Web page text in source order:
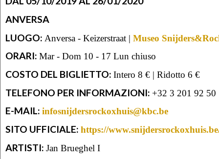
ANVERSA
LUOGO: Anversa - Keizerstraat | Museo
ORARI: Mar - Dom 10 - 17 Lun chiuso
COSTO DEL BIGLIETTO: Intero 8 € | Ridotto 6 €
TELEFONO PER INFORMAZIONI: +32 3 201 92 50
E-MAIL: infosnijdersrockoxhuis@kbc.be
SITO UFFICIALE: https://
ARTISTI: Jan Brueghel I